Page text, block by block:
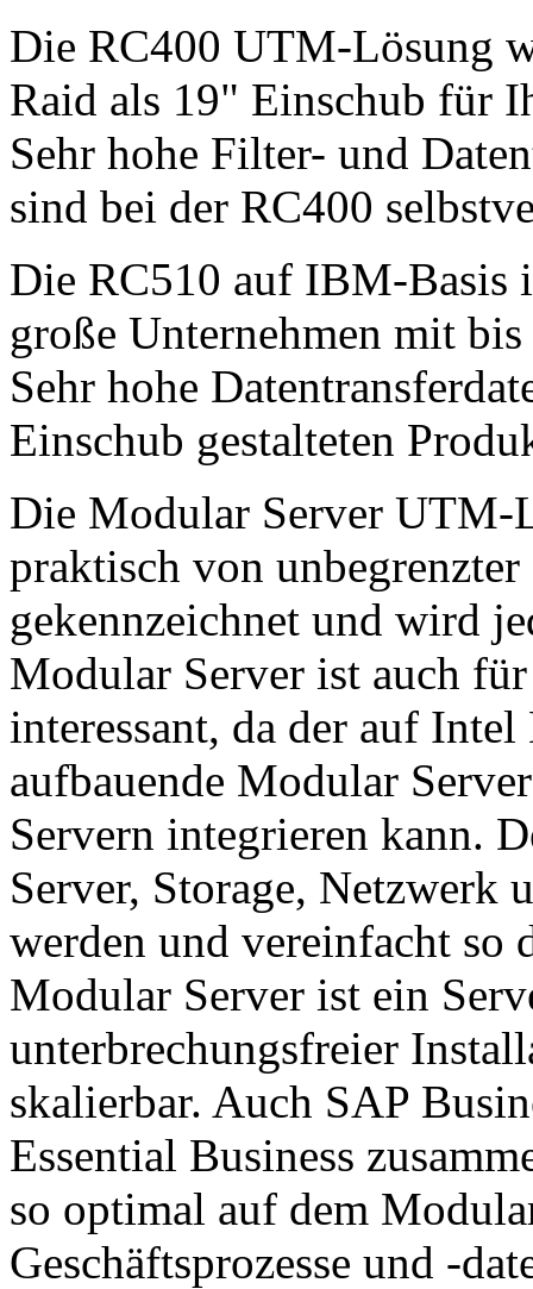
Die RC400 UTM-Lösung
Raid als 19" Einschub für
Sehr hohe Filter- und
sind bei der RC400
Die RC510 auf IBM-Basis
große Unternehmen mit
Sehr hohe
Einschub gestalteten
Die Modular Server UTM-
praktisch von
gekennzeichnet und wird
Modular Server ist auch
interessant, da der auf
aufbauende Modular
Servern integrieren kann.
Server, Storage, Netzwerk
werden und vereinfacht so
Modular Server ist ein
unterbrechungsfreier
skalierbar. Auch SAP
Essential Business
so optimal auf dem
Geschäftsprozesse und -